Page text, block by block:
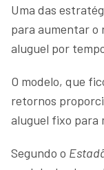
Uma das
para aumentar o
aluguel por
O modelo, que
retornos
aluguel fixo para
Segundo o